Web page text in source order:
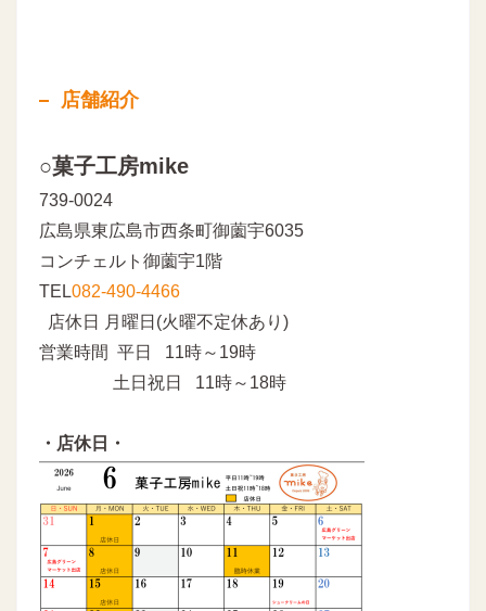
店舗紹介
○菓子工房mike
739-0024
広島県東広島市西条町御薗宇6035
コンチェルト御薗宇1階
TEL082-490-4466
店休日 月曜日(火曜不定休あり)
営業時間 平日 11時～19時
土日祝日 11時～18時
・店休日・